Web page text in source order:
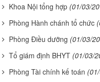
Khoa Nội tổng hợp (01/03/
Phòng Hành chánh tổ chức
Phòng Điều dưỡng (01/03/
Tổ giám định BHYT (01/03/
Phòng Tài chính kế toán